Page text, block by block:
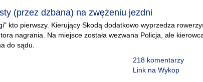
(przez dzbana) na zwężeniu jezdni
kto pierwszy. Kierujący Skodą dodatkowo wyprzedza
nagrania. Na miejsce została wezwana Policja, ale
do sądu.
218 komentarzy
Link na Wykop